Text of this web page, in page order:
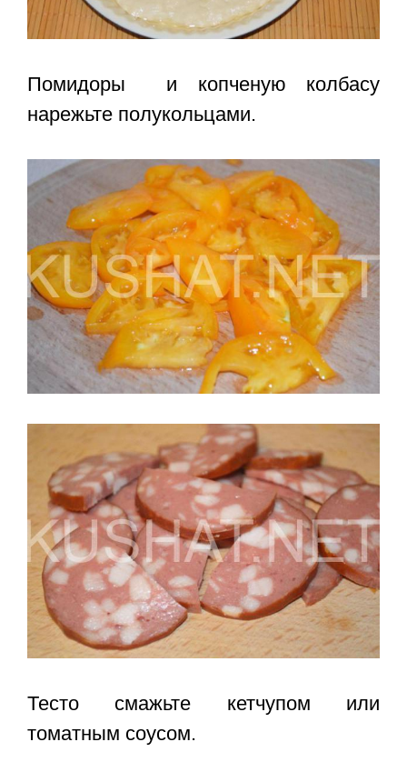
Помидоры и копченую колбасу
нарежьте полукольцами.
Тесто смажьте кетчупом или
томатным соусом.